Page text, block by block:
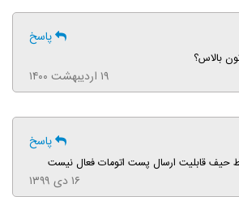
پاسخ
بالاس؟
۱۹ اردیبهشت ۱۴۰۰
پاسخ
حیف قابلیت ارسال پست اتومات فعال نیست
۱۶ دی ۱۳۹۹